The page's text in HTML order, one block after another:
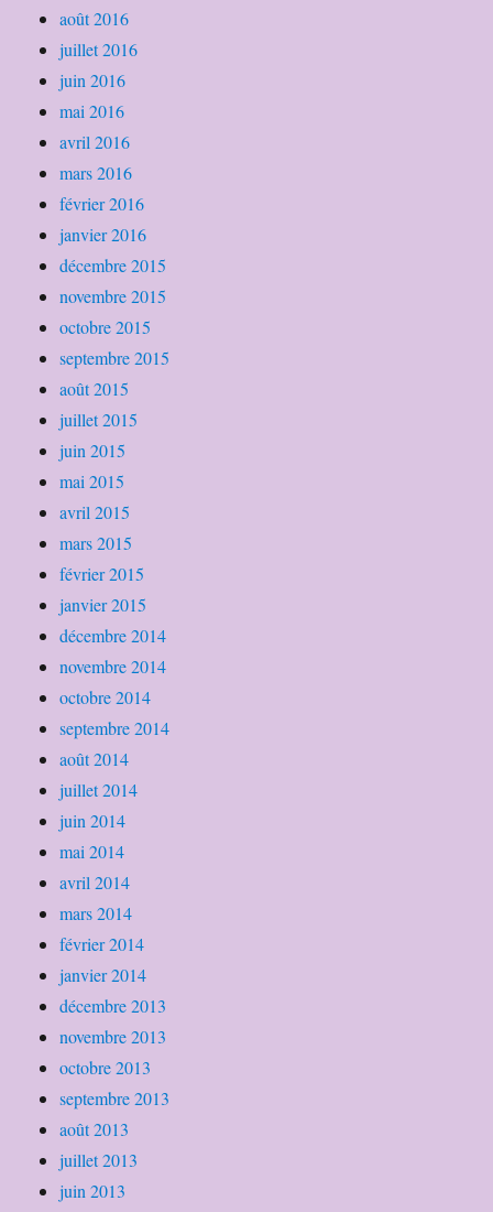
août 2016
juillet 2016
juin 2016
mai 2016
avril 2016
mars 2016
février 2016
janvier 2016
décembre 2015
novembre 2015
octobre 2015
septembre 2015
août 2015
juillet 2015
juin 2015
mai 2015
avril 2015
mars 2015
février 2015
janvier 2015
décembre 2014
novembre 2014
octobre 2014
septembre 2014
août 2014
juillet 2014
juin 2014
mai 2014
avril 2014
mars 2014
février 2014
janvier 2014
décembre 2013
novembre 2013
octobre 2013
septembre 2013
août 2013
juillet 2013
juin 2013